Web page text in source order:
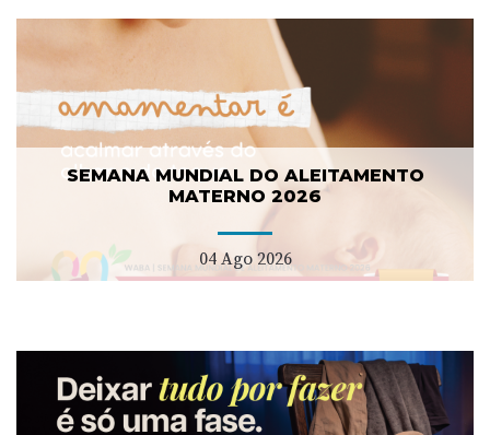
SEMANA MUNDIAL DO ALEITAMENTO
MATERNO 2026
04 Ago 2026